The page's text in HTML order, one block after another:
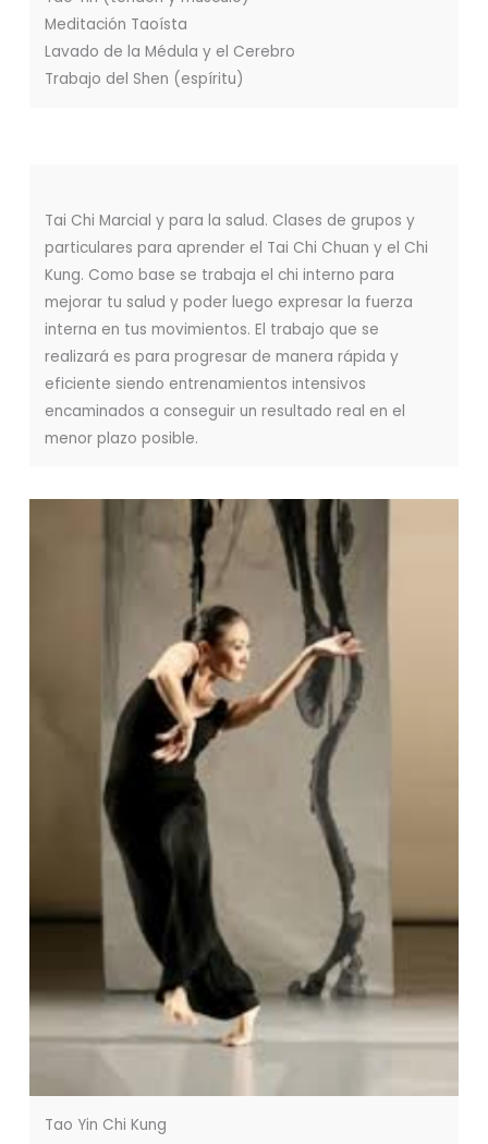
Meditación Taoísta
Lavado de la Médula y el Cerebro
Trabajo del Shen (espíritu)
Tai Chi Marcial y para la salud. Clases de grupos y
particulares para aprender el Tai Chi Chuan y el Chi
Kung. Como base se trabaja el chi interno para
mejorar tu salud y poder luego expresar la fuerza
interna en tus movimientos. El trabajo que se
realizará es para progresar de manera rápida y
eficiente siendo entrenamientos intensivos
encaminados a conseguir un resultado real en el
menor plazo posible.
Tao Yin Chi Kung